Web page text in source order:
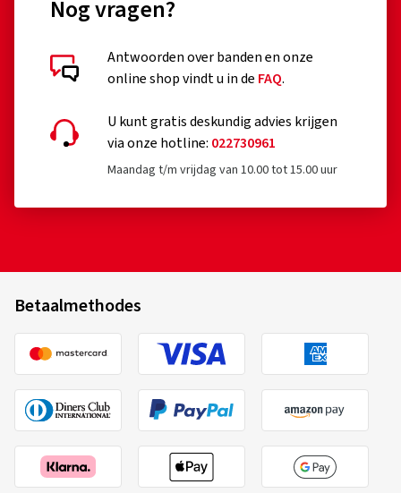
Nog vragen?
Antwoorden over banden en onze
online shop vindt u in de FAQ.
U kunt gratis deskundig advies krijgen
via onze hotline: 022730961
Maandag t/m vrijdag van 10.00 tot 15.00 uur
Betaalmethodes